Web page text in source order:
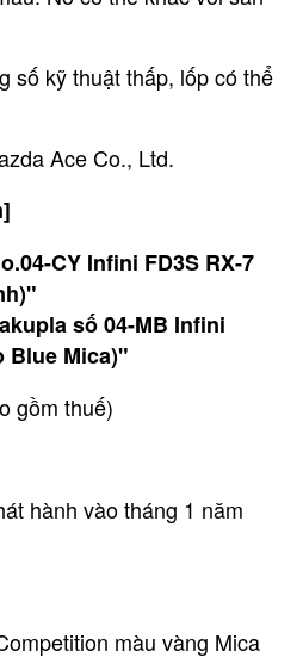
số kỹ thuật thấp, lốp có thể
Ace Co., Ltd.
CY Infini FD3S RX-7
số 04-MB Infini
Blue Mica)"
gồm thuế)
hành vào tháng 1 năm
màu vàng Mica